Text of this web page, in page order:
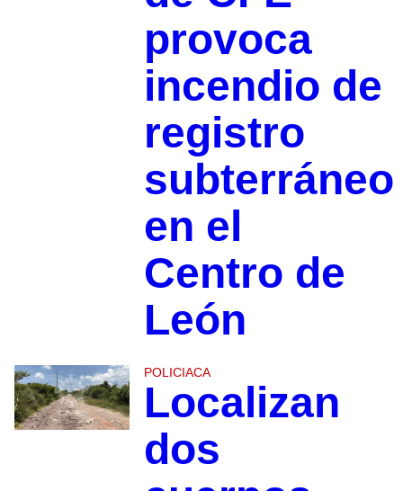
provoca
incendio de
registro
subterráneo
en el
Centro de
León
POLICIACA
Localizan
dos